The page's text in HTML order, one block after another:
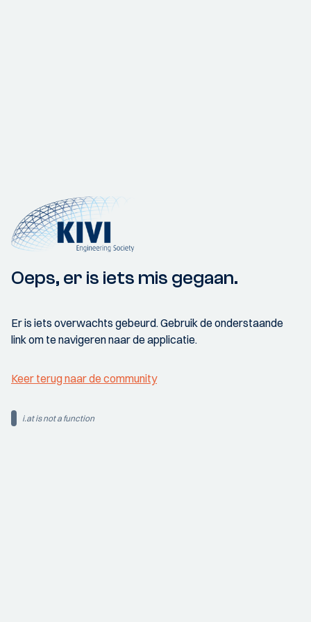
Oeps, er is iets mis gegaan.
Er is iets overwachts gebeurd. Gebruik de onderstaande
link om te navigeren naar de applicatie.
Keer terug naar de community
i.at is not a function